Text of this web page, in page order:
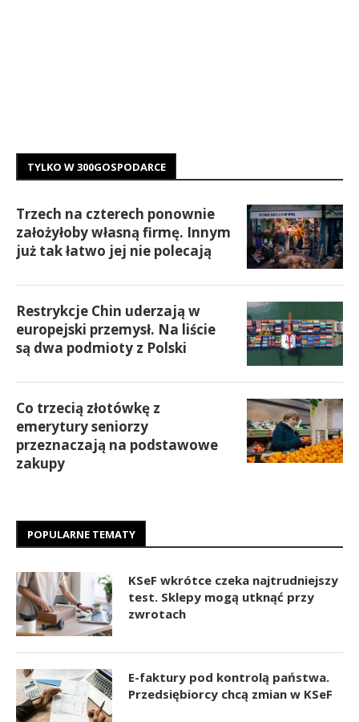
TYLKO W 300GOSPODARCE
Trzech na czterech ponownie
założyłoby własną firmę. Innym
już tak łatwo jej nie polecają
Restrykcje Chin uderzają w
europejski przemysł. Na liście
są dwa podmioty z Polski
Co trzecią złotówkę z
emerytury seniorzy
przeznaczają na podstawowe
zakupy
POPULARNE TEMATY
KSeF wkrótce czeka najtrudniejszy
test. Sklepy mogą utknąć przy
zwrotach
E-faktury pod kontrolą państwa.
Przedsiębiorcy chcą zmian w KSeF